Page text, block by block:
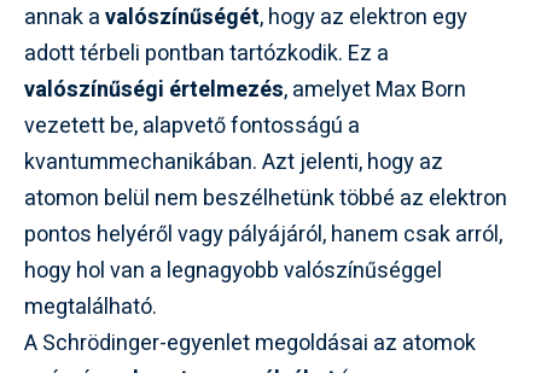
annak avalószínűségét, hogy az elektron egy
adott térbeli pontban tartózkodik. Ez a
valószínűségi értelmezés, amelyet Max Born
vezetett be, alapvető fontosságú a
kvantummechanikában. Azt jelenti, hogy az
atomon belül nem beszélhetünk többé az elektron
pontos helyéről vagy pályájáról, hanem csak arról,
hogy hol van a legnagyobb valószínűséggel
megtalálható.
A Schrödinger-egyenlet megoldásai az atomok